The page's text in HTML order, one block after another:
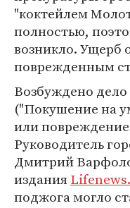
"коктейлем
полностью,
возникло. Ущерб
поврежденным
Возбуждено дело
("Покушение на
или
Руководитель
Дмитрий
издания
поджога могло